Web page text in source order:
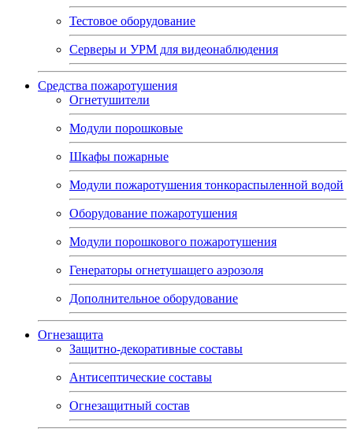
Тестовое оборудование
Серверы и УРМ для видеонаблюдения
Средства пожаротушения
Огнетушители
Модули порошковые
Шкафы пожарные
Модули пожаротушения тонкораспыленной водой
Оборудование пожаротушения
Модули порошкового пожаротушения
Генераторы огнетушащего аэрозоля
Дополнительное оборудование
Огнезащита
Защитно-декоративные составы
Антисептические составы
Огнезащитный состав